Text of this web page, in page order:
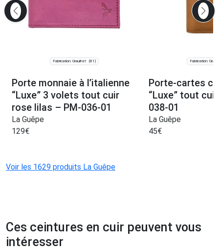
Fabrication: Graulhet (81)
Porte monnaie à l’italienne
“Luxe” 3 volets tout cuir
rose lilas – PM-036-01
La Guêpe
129€
Fabrication:
Porte-cartes
“Luxe” tout
038-01
La Guêpe
45€
Voir les 1629 produits La Guêpe
Ces ceintures en cuir peuvent vous
intéresser